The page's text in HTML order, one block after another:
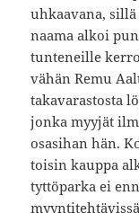
uhkaavana,
naama alkoi
tunteneille
vähän Remu
takavarastosta
jonka myyjät
osasihan hän.
toisin kauppa
tyttöparka ei